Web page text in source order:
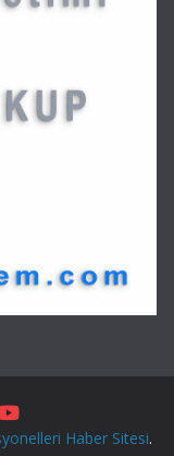
Haber Sitesi.